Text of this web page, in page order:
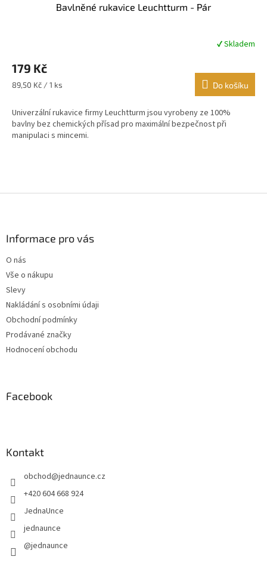
Bavlněné rukavice Leuchtturm - Pár
produktu
je
4,7
5
hvězdiček.
✔ Skladem
179 Kč
Měrná
89,50 Kč / 1 ks Do košíku
Univerzální rukavice firmy Leuchtturm jsou vyrobeny ze 100%
bavlny bez chemických přísad pro maximální bezpečnost při
manipulaci s mincemi.
Informace pro vás
O nás
Vše o nákupu
Slevy
Nakládání s osobními údaji
Obchodní podmínky
Prodávané značky
Hodnocení obchodu
Facebook
Kontakt
obchod@jednaunce.cz
+420 604 668 924
JednaUnce
jednaunce
@jednaunce